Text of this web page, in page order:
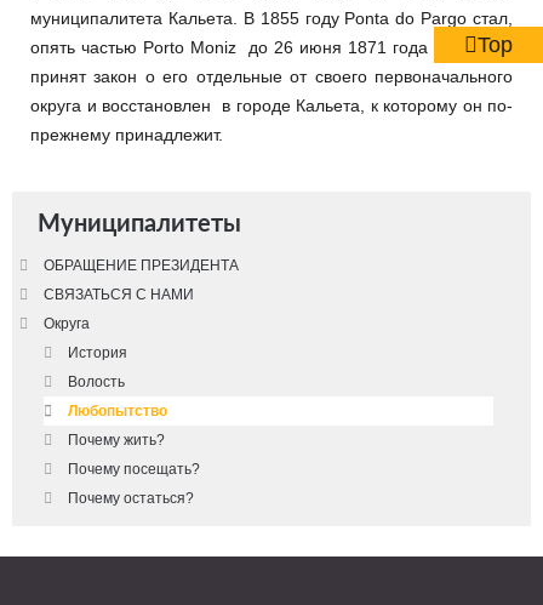
муниципалитета Кальета. В 1855 году Ponta do Pargo стал,
опять частью Porto Moniz до 26 июня 1871 года когда был
принят закон о его отдельные от своего первоначального
округа и восстановлен в городе Кальета, к которому он по-
прежнему принадлежит.
Муниципалитеты
ОБРАЩЕНИЕ ПРЕЗИДЕНТА
СВЯЗАТЬСЯ С НАМИ
Округа
История
Волость
Любопытство
Почему жить?
Почему посещать?
Почему остаться?
Top